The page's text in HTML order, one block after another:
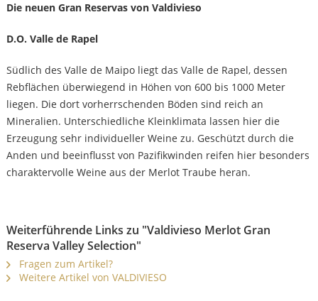
Die neuen Gran Reservas von Valdivieso
D.O. Valle de Rapel
Südlich des Valle de Maipo liegt das Valle de Rapel, dessen
Rebflächen überwiegend in Höhen von 600 bis 1000 Meter
liegen. Die dort vorherrschenden Böden sind reich an
Mineralien. Unterschiedliche Kleinklimata lassen hier die
Erzeugung sehr individueller Weine zu. Geschützt durch die
Anden und beeinflusst von Pazifikwinden reifen hier besonders
charaktervolle Weine aus der Merlot Traube heran.
Weiterführende Links zu "Valdivieso Merlot Gran
Reserva Valley Selection"
Fragen zum Artikel?
Weitere Artikel von VALDIVIESO